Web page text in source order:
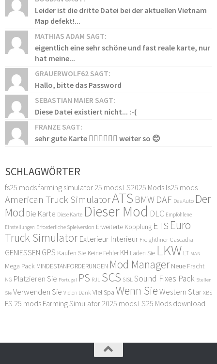
Leider ist die dritte Datei bei der aktuellen Vietnam
Map defekt!...
MATHIAS ADAM SAGT:
eigentlich eine sehr schöne und fast reale karte, nur
hat meine...
GRAUERWOLF62 SAGT:
Hallo, bitte das Password
SEBASTIAN MAIER SAGT:
Diese Datei existiert nicht... :-(
FRANZE SAGT:
sehr gute Karte 👍🏻👍🏻👍🏻 weiter so 😊
SCHLAGWÖRTER
fs25 modsfarming simulator 25 mods LS2025 Mods ls25 mods
American Truck SimulatorATS BMW DAF Das Auto Der
Mod Die Karte Diese Karte Dieser Mod DLC Empfohlene
Einstellungen Erforderliche Spielversion Erweiterte Kopplung ETS Euro
Truck Simulator Exterieur Interieur Freightliner Cascadia
GENIESSEN GPS Kaufen Sie Keine Fehler KH Laden Sie LKW LT MAN
Mega Pack MINDESTANFORDERUNGEN Mod Manager Neue Fracht
NG Platzieren Sie Portugal PS RJL SCS SISLSound Fixes Pack Stellen
Sie Verwenden Sie Vielen Dank Viel Spa Wenn Sie Western Star XBS
FS 25 mods Farming Simulator 2025 mods LS25 Mods download